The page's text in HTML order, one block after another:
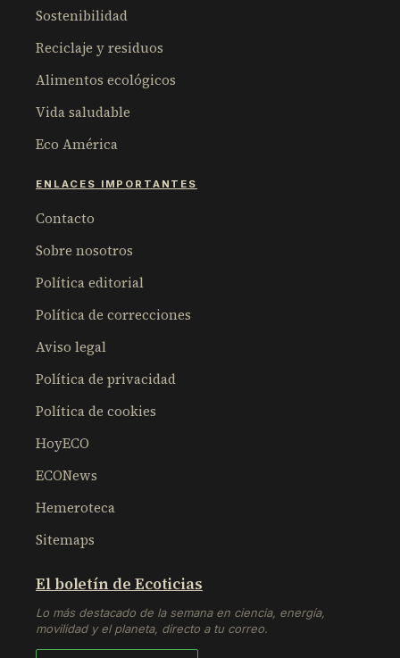
Sostenibilidad
Reciclaje y residuos
Alimentos ecológicos
Vida saludable
Eco América
ENLACES IMPORTANTES
Contacto
Sobre nosotros
Política editorial
Política de correcciones
Aviso legal
Política de privacidad
Política de cookies
HoyECO
ECONews
Hemeroteca
Sitemaps
El boletín de Ecoticias
Lo más destacado de la semana en ciencia, energía,
movilidad y el planeta, directo a tu correo.